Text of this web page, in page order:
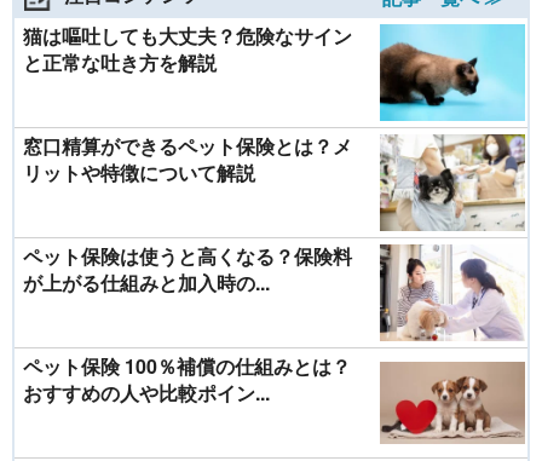
猫は嘔吐しても大丈夫？危険なサイン
と正常な吐き方を解説
窓口精算ができるペット保険とは？メ
リットや特徴について解説
ペット保険は使うと高くなる？保険料
が上がる仕組みと加入時の...
ペット保険 100％補償の仕組みとは？
おすすめの人や比較ポイン...